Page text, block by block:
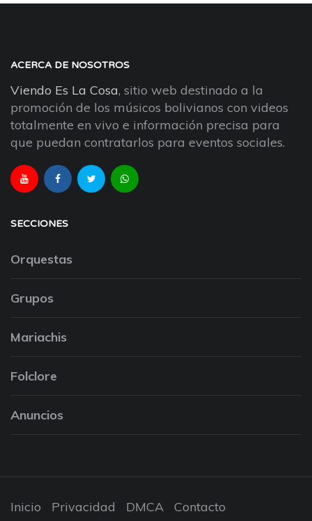
ACERCA DE NOSOTROS
Viendo Es La Cosa, sitio web destinado a la
promoción de los músicos bolivianos con videos
totalmente en vivo e información precisa para
que puedan contratarlos para eventos sociales.
SECCIONES
Orquestas
Grupos
Mariachis
Folclore
Anuncios
Inicio Privacidad DMCA Contacto